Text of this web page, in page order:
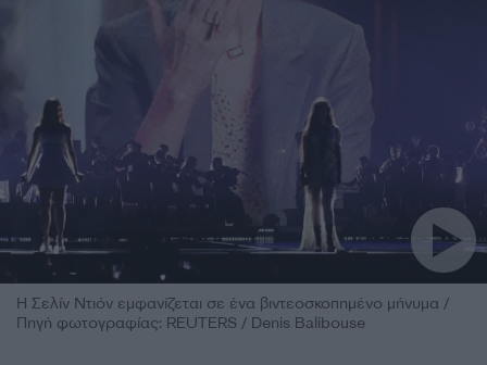
Η Σελίν Ντιόν εμφανίζεται σε ένα βιντεοσκοπημένο μήνυμα /
Πηγή φωτογραφίας: REUTERS / Denis Balibouse